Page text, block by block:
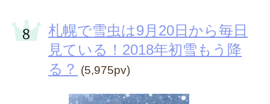
札幌で雪虫は9月20日から毎日
見ている！2018年初雪もう降
る？ (5,975pv)